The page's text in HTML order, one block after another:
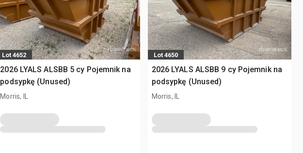
Lot 4652
2026 LYALS ALSBB 5 cy Pojemnik na
podsypkę (Unused)
Morris, IL
Lot 4650
2026 LYALS ALSBB 9 cy Pojemnik na
podsypkę (Unused)
Morris, IL